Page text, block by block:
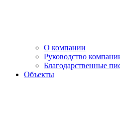
О компании
Руководство
Благодарственные
Объекты